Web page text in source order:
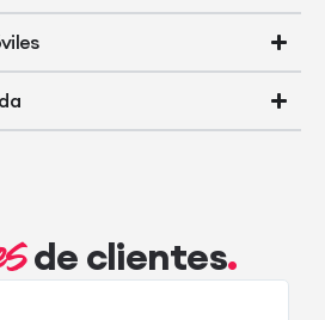
de clientes